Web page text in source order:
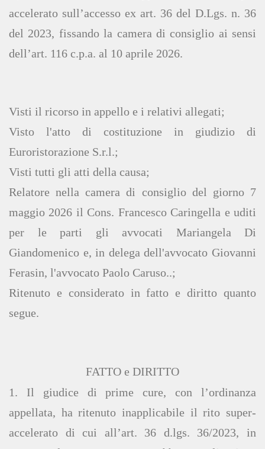
accelerato sull’accesso ex art. 36 del D.Lgs. n. 36
del 2023, fissando la camera di consiglio ai sensi
dell’art. 116 c.p.a. al 10 aprile 2026.
Visti il ricorso in appello e i relativi allegati;
Visto l'atto di costituzione in giudizio di
Euroristorazione S.r.l.;
Visti tutti gli atti della causa;
Relatore nella camera di consiglio del giorno 7
maggio 2026 il Cons. Francesco Caringella e uditi
per le parti gli avvocati Mariangela Di
Giandomenico e, in delega dell'avvocato Giovanni
Ferasin, l'avvocato Paolo Caruso..;
Ritenuto e considerato in fatto e diritto quanto
segue.
FATTO e DIRITTO
1. Il giudice di prime cure, con l’ordinanza
appellata, ha ritenuto inapplicabile il rito super-
accelerato di cui all’art. 36 d.lgs. 36/2023, in